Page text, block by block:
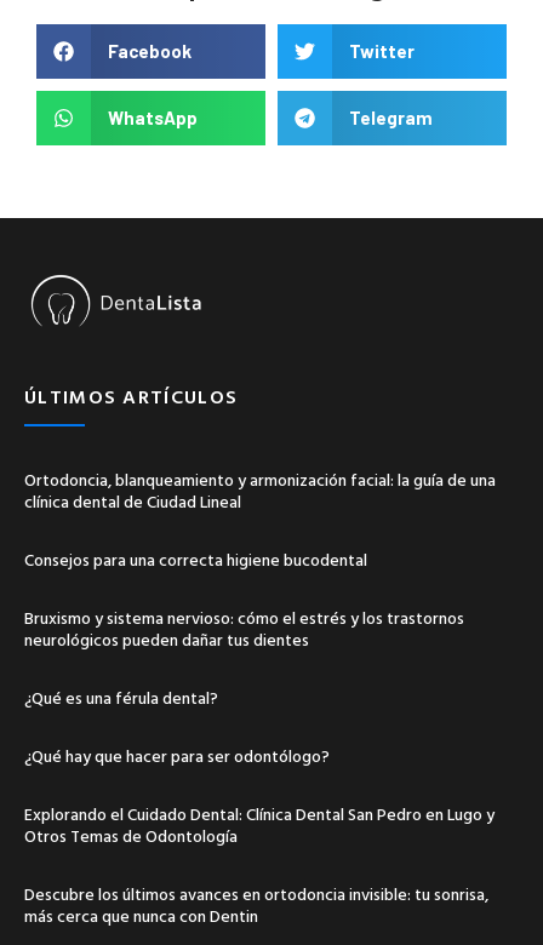
Facebook Twitter
WhatsApp Telegram
ÚLTIMOS ARTÍCULOS
Ortodoncia, blanqueamiento y armonización facial: la guía de una
clínica dental de Ciudad Lineal
Consejos para una correcta higiene bucodental
Bruxismo y sistema nervioso: cómo el estrés y los trastornos
neurológicos pueden dañar tus dientes
¿Qué es una férula dental?
¿Qué hay que hacer para ser odontólogo?
Explorando el Cuidado Dental: Clínica Dental San Pedro en Lugo y
Otros Temas de Odontología
Descubre los últimos avances en ortodoncia invisible: tu sonrisa,
más cerca que nunca con Dentin